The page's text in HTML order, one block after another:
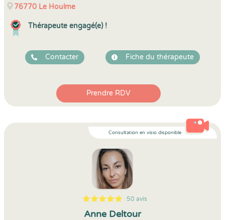
76770 Le Houlme
Thérapeute engagé(e) !
Contacter Fiche du thérapeute
Prendre RDV
Consultation en visio disponible
5
1
5
50 50 avis
Anne Deltour